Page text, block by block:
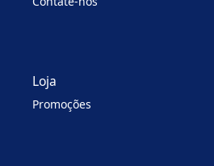
Loja
Promoções